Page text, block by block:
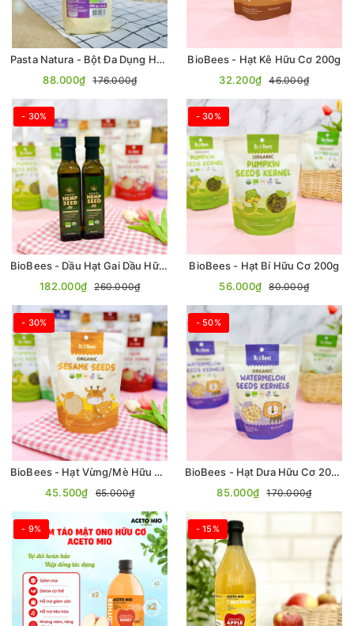
Pasta Natura - Bột Đa Dụng Hữu Cơ Gluten Free 500gr
88.000₫
176.000₫
BioBees - Hạt Kê Hữu Cơ 200g
32.200₫
46.000₫
- 30%
BioBees - Dầu Hạt Gai Dầu Hữu Cơ 250mL
182.000₫
260.000₫
- 30%
BioBees - Hạt Bí Hữu Cơ 200g
56.000₫
80.000₫
- 30%
BioBees - Hạt Vừng/Mè Hữu Cơ 200g
45.500₫
65.000₫
- 50%
BioBees - Hạt Dưa Hữu Cơ 200g
85.000₫
170.000₫
- 9% - 15%